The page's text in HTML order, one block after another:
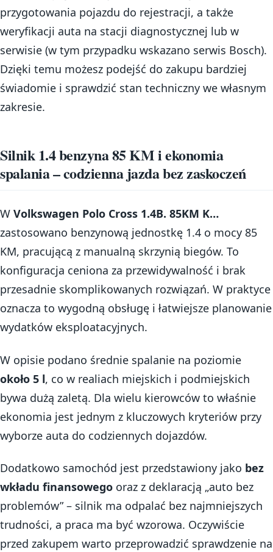
przygotowania pojazdu do rejestracji, a także
weryfikacji auta na stacji diagnostycznej lub w
serwisie (w tym przypadku wskazano serwis Bosch).
Dzięki temu możesz podejść do zakupu bardziej
świadomie i sprawdzić stan techniczny we własnym
zakresie.
Silnik 1.4 benzyna 85 KM i ekonomia
spalania – codzienna jazda bez zaskoczeń
W Volkswagen Polo Cross 1.4B. 85KM K…
zastosowano benzynową jednostkę 1.4 o mocy 85
KM, pracującą z manualną skrzynią biegów. To
konfiguracja ceniona za przewidywalność i brak
przesadnie skomplikowanych rozwiązań. W praktyce
oznacza to wygodną obsługę i łatwiejsze planowanie
wydatków eksploatacyjnych.
W opisie podano średnie spalanie na poziomie
około 5 l, co w realiach miejskich i podmiejskich
bywa dużą zaletą. Dla wielu kierowców to właśnie
ekonomia jest jednym z kluczowych kryteriów przy
wyborze auta do codziennych dojazdów.
Dodatkowo samochód jest przedstawiony jako bez
wkładu finansowego oraz z deklaracją „auto bez
problemów” – silnik ma odpalać bez najmniejszych
trudności, a praca ma być wzorowa. Oczywiście
przed zakupem warto przeprowadzić sprawdzenie na